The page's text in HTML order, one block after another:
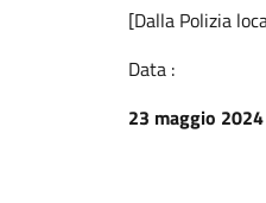
[Dalla Polizia
Data :
23 maggio 2024